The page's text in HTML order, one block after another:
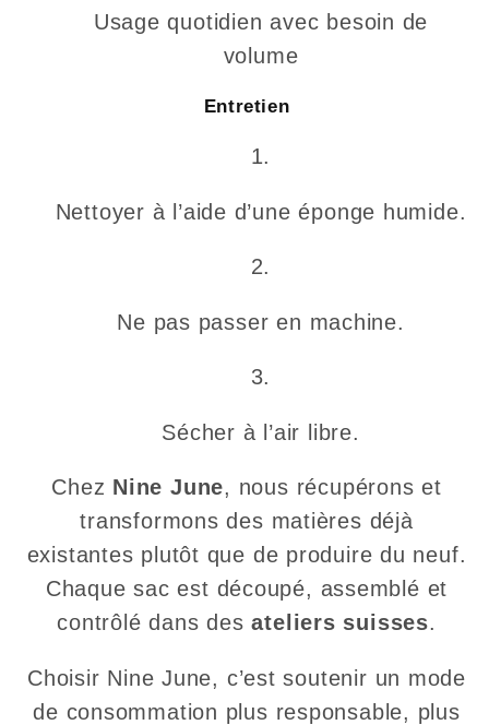
Usage quotidien avec besoin de
volume
Entretien
Nettoyer à l’aide d’une éponge humide.
Ne pas passer en machine.
Sécher à l’air libre.
Chez Nine June, nous récupérons et
transformons des matières déjà
existantes plutôt que de produire du neuf.
Chaque sac est découpé, assemblé et
contrôlé dans desateliers suisses.
Choisir Nine June, c’est soutenir un mode
de consommation plus responsable, plus